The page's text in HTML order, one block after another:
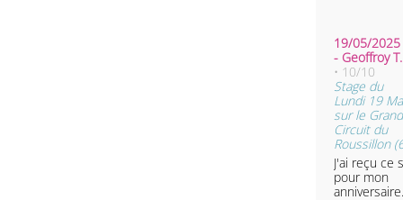
19/05/2025
- Geoffroy
• 10/10
Stage du
Lundi 19
sur le Grand
Circuit du
Roussillon
J'ai reçu ce
pour mon